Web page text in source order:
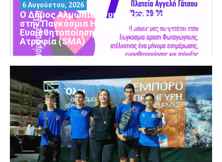
Ο Δήμος Αλμωπίας συμμετέχει και φέτος
στην Παγκόσμια Ημέρα Ενημέρωσης και
Ευαισθητοποίησης για τη Νωτιαία Μυϊκή
Ατροφία (SMA)
6 Αυγούστου, 2026